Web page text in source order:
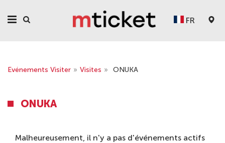
FR
Evénements Visiter » Visites » ONUKA
ONUKA
Malheureusement, il n'y a pas d'événements actifs